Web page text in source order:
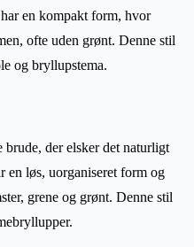
en kompakt form, hvor
ofte uden grønt. Denne stil
og bryllupstema.
der elsker det naturligt
en løs, uorganiseret form og
grene og grønt. Denne stil